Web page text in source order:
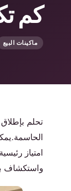
كم
ماكينات البيع
تحلم
امتياز
واستكشاف